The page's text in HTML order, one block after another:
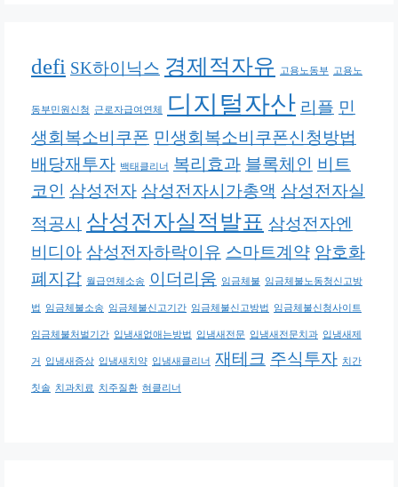
defi SK하이닉스 경제적자유 고용노동부 고용노
동부민원신청 근로자급여연체 디지털자산 리플 민
생회복소비쿠폰 민생회복소비쿠폰신청방법
배당재투자 백태클리너 복리효과 블록체인 비트
코인 삼성전자 삼성전자시가총액 삼성전자실
적공시
삼성전자실적발표 삼성전자엔
비디아 삼성전자하락이유 스마트계약 암호화
폐지갑 월급연체소송 이더리움 임금체불 임금체불노동청신고방
법 임금체불소송 임금체불신고기간 임금체불신고방법 임금체불신청사이트
임금체불처벌기간 입냄새없애는방법 입냄새전문 입냄새전문치과 입냄새제
거 입냄새증상 입냄새치약 입냄새클리너 재테크 주식투자 치간
칫솔 치과치료 치주질환 혀클리너